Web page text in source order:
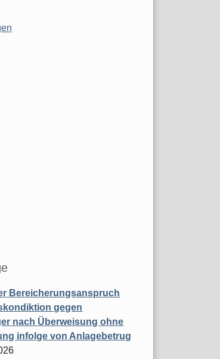
Bereicherungsanspruch
gegen
nach Überweisung ohne
infolge von Anlagebetrug